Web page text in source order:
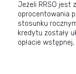
Jeżeli RRSO jest
oprocentowania
stosunku
kredytu zostały
opłacie